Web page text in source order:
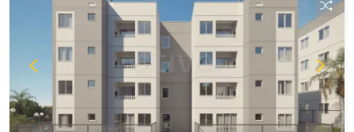
digitação e/ou ortografia, bem como alteração
dos preços e imagens. Fotos meramente
ilustrativas